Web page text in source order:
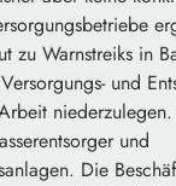
zu Warnstreiks in
und
und
Die